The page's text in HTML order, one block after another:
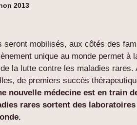
2013
seront mobilisés, aux côtés des
unique au monde permet à
la lutte contre les maladies rares.
de premiers succès
nouvelle médecine est en train
rares sortent des laboratoires